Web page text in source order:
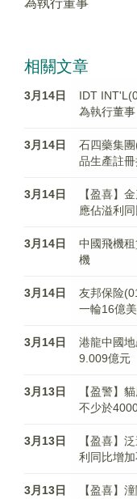
為執行董事
相關文章
3月14日
IDT
為執行董事
3月14日
石四藥集
品生產註
3月14日
【盈喜】
應佔溢利
3月14日
中國飛機
機
3月14日
友邦保险
一輪16億
3月14日
港龍中國
9.009億元
3月13日
【盈警】
不少於
3月13日
【盈喜】
利同比增
3月13日
【盈喜】